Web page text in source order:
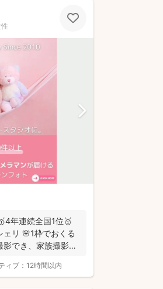
年連続全国1位🥇
リ 🌸1枠でおくる
でき、家族撮影お
ィブ： 12時間以内